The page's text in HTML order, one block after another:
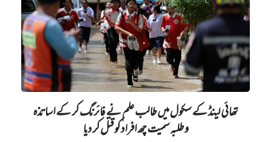
تھائی لینڈ کے سکول میں طالب علم نے فائرنگ کر کے اساتذہ
و طلبہ سمیت چھ افراد کو قتل کر دیا